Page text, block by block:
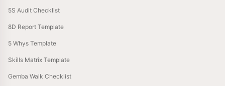
5S Audit Checklist
8D Report Template
5 Whys Template
Skills Matrix Template
Gemba Walk Checklist